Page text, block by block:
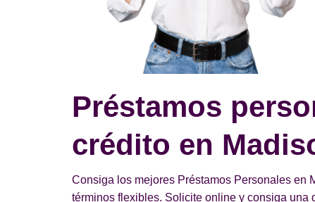
Préstamos
crédito en
Consiga los mejores Préstamos Personales en
términos flexibles. Solicite online y consiga